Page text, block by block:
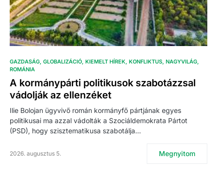
GAZDASÁG GLOBALIZÁCIÓ KIEMELT HÍREK KONFLIKTUS NAGYVILÁG
ROMÁNIA
A kormánypárti politikusok szabotázzsal
vádolják az ellenzéket
Ilie Bolojan ügyvivő román kormányfő pártjának egyes
politikusai ma azzal vádolták a Szociáldemokrata Pártot
(PSD), hogy szisztematikusa szabotálja…
2026. augusztus 5. Megnyitom